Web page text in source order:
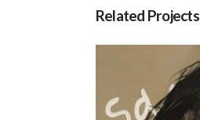
Related Projects